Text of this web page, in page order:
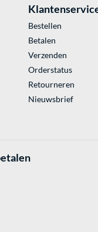
Bestellen
Betalen
Verzenden
Orderstatus
Retourneren
Nieuwsbrief